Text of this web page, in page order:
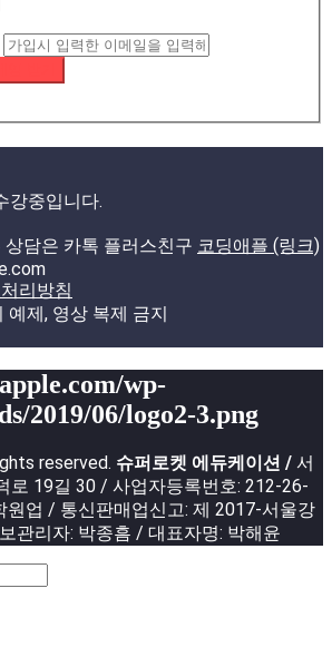
강중입니다.
담은 카톡 플러스친구 코딩애플 (링크)
리방침
제, 영상 복제 금지
wp-
2019/06/logo2-3.png
reserved. 슈퍼로켓 에듀케이션 / 서
로 19길 30 / 사업자등록번호: 212-26-
원업 / 통신판매업신고: 제 2017-서울강
관리자: 박종흠 / 대표자명: 박해윤